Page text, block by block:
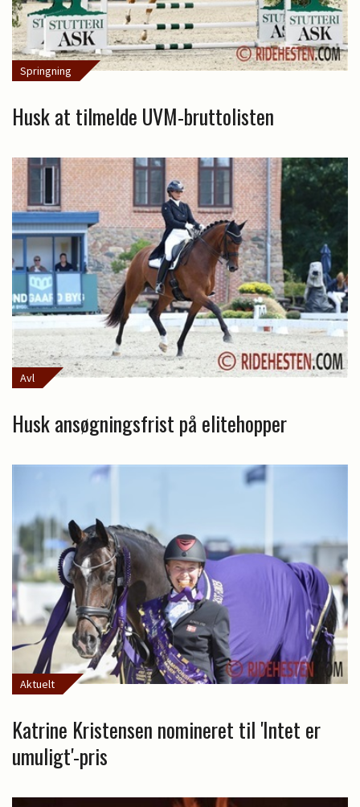
Springning
Husk at tilmelde UVM-bruttolisten
Avl
Husk ansøgningsfrist på elitehopper
Aktuelt
Katrine Kristensen nomineret til 'Intet er
umuligt'-pris